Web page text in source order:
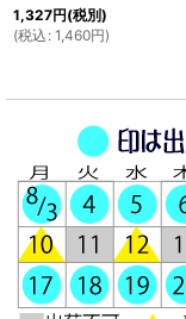
1,327円(税別)
(税込 : 1,460円)